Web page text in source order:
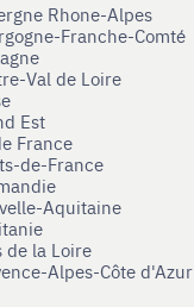
Rhone-Alpes
Franche-Comté
Val de Loire
Est
France
de-France
Aquitaine
de la Loire
Alpes-Côte d'Azur